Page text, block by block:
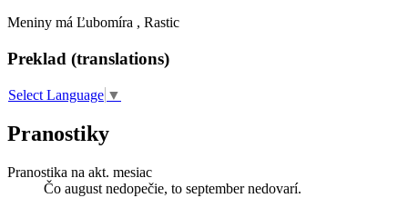
Meniny má Ľubomíra , Rastic
Preklad (translations)
Select Language ▼
Pranostiky
Pranostika na akt. mesiac
Čo august nedopečie, to september nedovarí.